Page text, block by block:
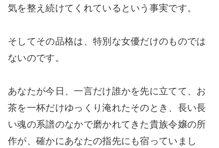
気を整え続けてくれているという事実です。
そしてその品格は、特別な女優だけのものでは
ないのです。
あなたが今日、一言だけ誰かを先に立てて、お
茶を一杯だけゆっくり淹れたそのとき、長い長
い魂の系譜のなかで磨かれてきた貴族令嬢の所
作が、確かにあなたの指先にも宿っていまし